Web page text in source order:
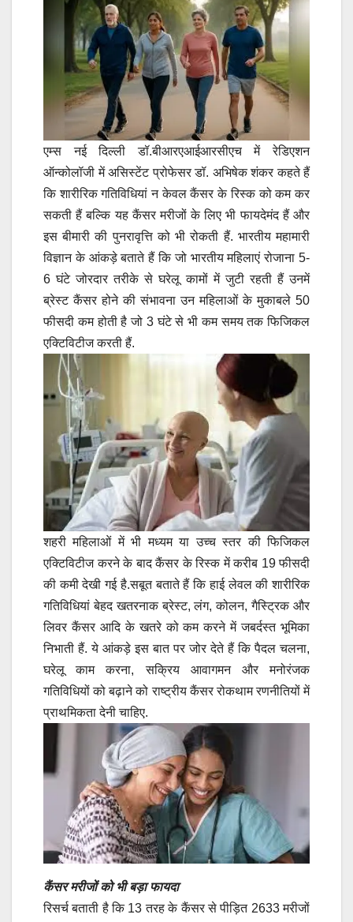
एम्स नई दिल्ली डॉ.बीआरएआईआरसीएच में रेडिएशन
ऑन्कोलॉजी में असिस्टेंट प्रोफेसर डॉ. अभिषेक शंकर कहते हैं
कि शारीरिक गतिविधियां न केवल कैंसर के रिस्क को कम कर
सकती हैं बल्कि यह कैंसर मरीजों के लिए भी फायदेमंद हैं और
इस बीमारी की पुनरावृत्ति को भी रोकती हैं. भारतीय महामारी
विज्ञान के आंकड़े बताते हैं कि जो भारतीय महिलाएं रोजाना 5-
6 घंटे जोरदार तरीके से घरेलू कामों में जुटी रहती हैं उनमें
ब्रेस्ट कैंसर होने की संभावना उन महिलाओं के मुकाबले 50
फीसदी कम होती है जो 3 घंटे से भी कम समय तक फिजिकल
एक्टिविटीज करती हैं.
शहरी महिलाओं में भी मध्यम या उच्च स्तर की फिजिकल
एक्टिविटीज करने के बाद कैंसर के रिस्क में करीब 19 फीसदी
की कमी देखी गई है.सबूत बताते हैं कि हाई लेवल की शारीरिक
गतिविधियां बेहद खतरनाक ब्रेस्ट, लंग, कोलन, गैस्ट्रिक और
लिवर कैंसर आदि के खतरे को कम करने में जबर्दस्त भूमिका
निभाती हैं. ये आंकड़े इस बात पर जोर देते हैं कि पैदल चलना,
घरेलू काम करना, सक्रिय आवागमन और मनोरंजक
गतिविधियों को बढ़ाने को राष्ट्रीय कैंसर रोकथाम रणनीतियों में
प्राथमिकता देनी चाहिए.
कैंसर मरीजों को भी बड़ा फायदा
रिसर्च बताती है कि 13 तरह के कैंसर से पीड़ित 2633 मरीजों